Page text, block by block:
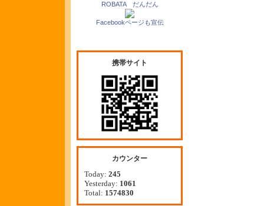
ROBATA だんだん
Facebookページも宣伝
携帯サイト
カウンター
Today: 245
Yesterday: 1061
Total: 1574830